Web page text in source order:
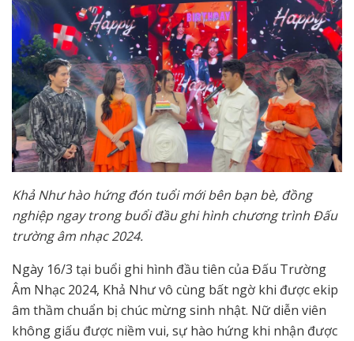
Khả Như hào hứng đón tuổi mới bên bạn bè, đồng
nghiệp ngay trong buổi đầu ghi hình chương trình Đấu
trường âm nhạc 2024.
Ngày 16/3 tại buổi ghi hình đầu tiên của Đấu Trường
Âm Nhạc 2024, Khả Như vô cùng bất ngờ khi được ekip
âm thầm chuẩn bị chúc mừng sinh nhật. Nữ diễn viên
không giấu được niềm vui, sự hào hứng khi nhận được